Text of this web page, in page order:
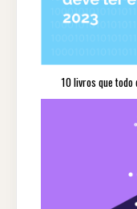
10 livros que todo